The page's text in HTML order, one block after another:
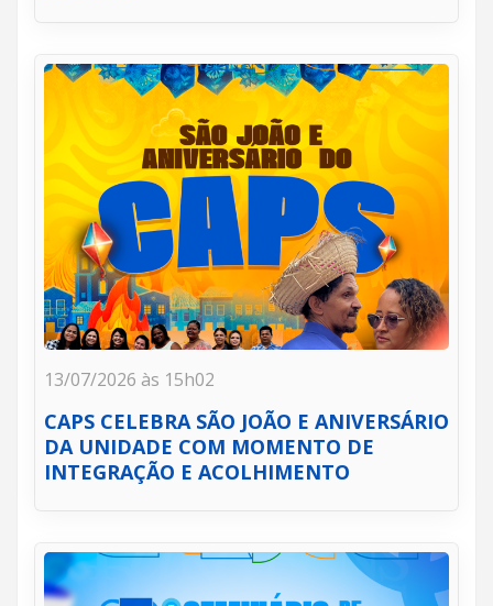
13/07/2026 às 15h02
CAPS CELEBRA SÃO JOÃO E ANIVERSÁRIO
DA UNIDADE COM MOMENTO DE
INTEGRAÇÃO E ACOLHIMENTO